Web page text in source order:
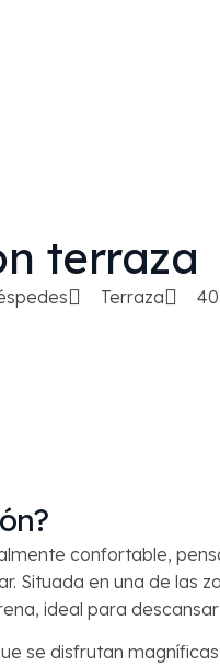
terraza
Terraza
confortable,
Situada en una de las
ideal para
se disfrutan